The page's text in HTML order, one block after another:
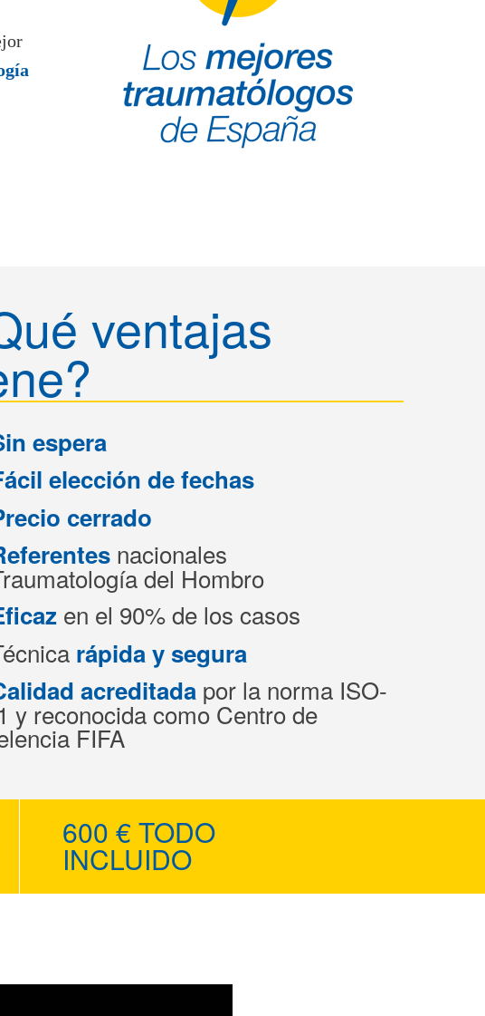
ventajas
espera
elección de fechas
cerrado
nacionales
del Hombro
en el 90% de los casos
rápida y segura
acreditada por la norma ISO-
y reconocida como Centro de
FIFA
600 € TODO
INCLUIDO